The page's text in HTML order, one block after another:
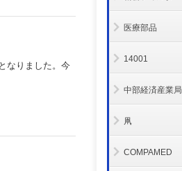
なりました。今
医療部品
14001
中部経済産業局
凧
COMPAMED